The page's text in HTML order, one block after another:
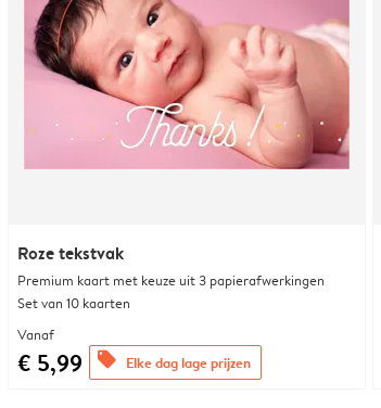
Roze tekstvak
Premium kaart met keuze uit 3 papierafwerkingen
Set van 10 kaarten
Vanaf
€ 5,99 offers Elke dag lage prijzen